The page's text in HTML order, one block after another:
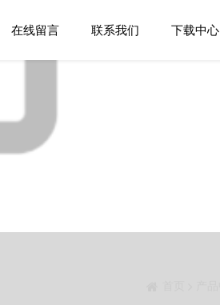
在线留言 联系我们 下载中心